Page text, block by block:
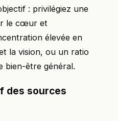
: privilégiez une
le cœur et
élevée en
la vision, ou un ratio
bien-être général.
des sources